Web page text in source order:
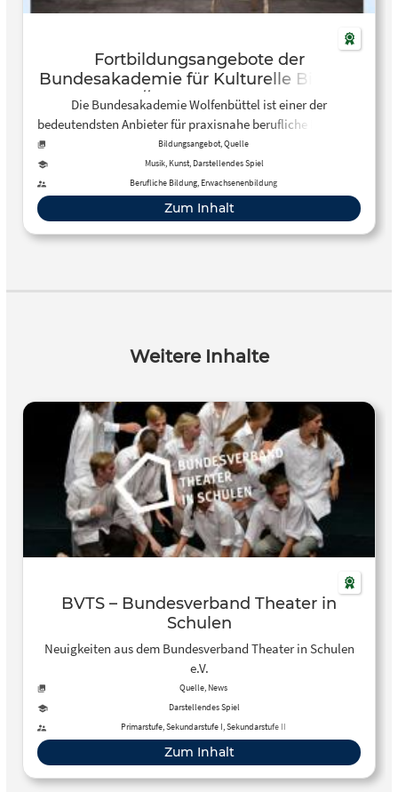
Fortbildungsangebote der
Bundesakademie für Kulturelle Bildung
// Wolfenbüttel
Die Bundesakademie Wolfenbüttel ist einer der
bedeutendsten Anbieter für praxisnahe berufliche Fort- und
Weiterbildung im Bereich Kulturelle Bildung in
Deutschland. Die Startseite wird regelmäßig gewartet und
informiert über Fort- und Weiterbildungsangebote der
Bundesakademie.
Bildungsangebot, Quelle
Musik, Kunst, Darstellendes Spiel
Berufliche Bildung, Erwachsenenbildung
Zum Inhalt
Weitere Inhalte
BVTS – Bundesverband Theater in
Schulen
Neuigkeiten aus dem Bundesverband Theater in Schulen
e.V.
Quelle, News
Darstellendes Spiel
Primarstufe, Sekundarstufe I, Sekundarstufe II
Zum Inhalt